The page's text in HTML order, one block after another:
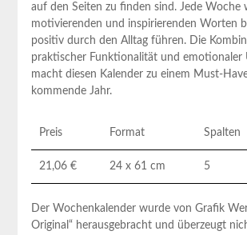
‍auf den Seiten zu finden sind. Jede Woche
motivierenden ​und inspirierenden Worten
⁤positiv ⁤durch den Alltag führen. Die
praktischer Funktionalität und emotionaler
⁣macht diesen‍ Kalender⁤ zu einem Must-
⁣kommende ‌Jahr.
Preis Format Spalten
21,06 € 24 x 61 cm 5
Der Wochenkalender wurde von ‍Grafik
Original“ herausgebracht und überzeugt